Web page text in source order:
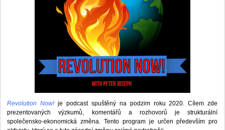
Revolution Now! je podcast spuštěný na podzim roku 2020.Cílem zde
prezentovaných výzkumů, komentářů a rozhovorů je strukturální
společensko-ekonomická změna. Tento program je určen především pro